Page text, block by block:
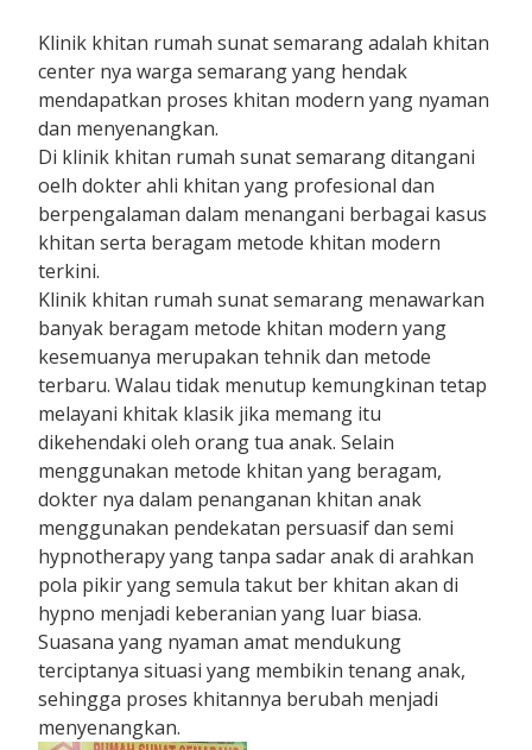
Klinik khitan rumah sunat semarang adalah khitan
center nya warga semarang yang hendak
mendapatkan proses khitan modern yang nyaman
dan menyenangkan.
Di klinik khitan rumah sunat semarang ditangani
oelh dokter ahli khitan yang profesional dan
berpengalaman dalam menangani berbagai kasus
khitan serta beragam metode khitan modern
terkini.
Klinik khitan rumah sunat semarang menawarkan
banyak beragam metode khitan modern yang
kesemuanya merupakan tehnik dan metode
terbaru. Walau tidak menutup kemungkinan tetap
melayani khitak klasik jika memang itu
dikehendaki oleh orang tua anak. Selain
menggunakan metode khitan yang beragam,
dokter nya dalam penanganan khitan anak
menggunakan pendekatan persuasif dan semi
hypnotherapy yang tanpa sadar anak di arahkan
pola pikir yang semula takut ber khitan akan di
hypno menjadi keberanian yang luar biasa.
Suasana yang nyaman amat mendukung
terciptanya situasi yang membikin tenang anak,
sehingga proses khitannya berubah menjadi
menyenangkan.